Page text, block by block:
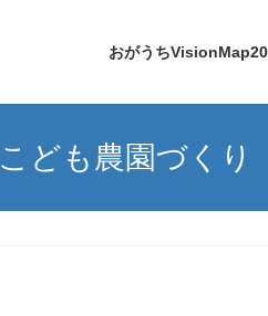
おがうち
こども農園づくり